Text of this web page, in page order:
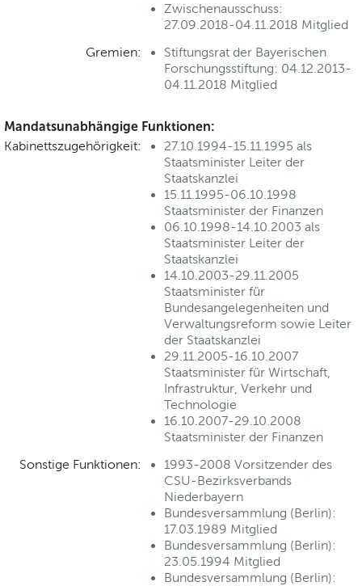
Zwischenausschuss:
27.09.2018-04.11.2018 Mitglied
Gremien:
Stiftungsrat der Bayerischen
Forschungsstiftung: 04.12.2013-
04.11.2018 Mitglied
Mandatsunabhängige Funktionen:
Kabinettszugehörigkeit:
27.10.1994-15.11.1995 als
Staatsminister Leiter der
Staatskanzlei
15.11.1995-06.10.1998
Staatsminister der Finanzen
06.10.1998-14.10.2003 als
Staatsminister Leiter der
Staatskanzlei
14.10.2003-29.11.2005
Staatsminister für
Bundesangelegenheiten und
Verwaltungsreform sowie Leiter
der Staatskanzlei
29.11.2005-16.10.2007
Staatsminister für Wirtschaft,
Infrastruktur, Verkehr und
Technologie
16.10.2007-29.10.2008
Staatsminister der Finanzen
Sonstige Funktionen:
1993-2008 Vorsitzender des
CSU-Bezirksverbands
Niederbayern
Bundesversammlung (Berlin):
17.03.1989 Mitglied
Bundesversammlung (Berlin):
23.05.1994 Mitglied
Bundesversammlung (Berlin):